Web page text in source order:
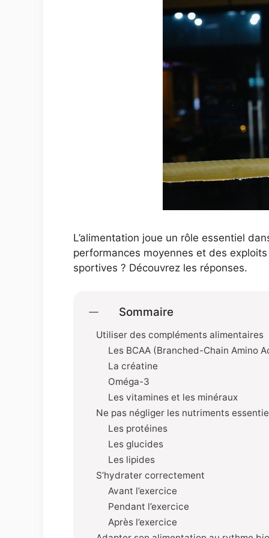
L’alimentation joue un rôle essentiel
performances moyennes et des
sportives ? Découvrez les réponses.
Sommaire
Utiliser des compléments alimentaires
Les BCAA (Branched-Chain Amino
La créatine
Oméga-3
Les vitamines et les minéraux
Ne pas négliger les nutriments
Les protéines
Les glucides
Les lipides
S’hydrater correctement
Avant l’exercice
Pendant l’exercice
Après l’exercice